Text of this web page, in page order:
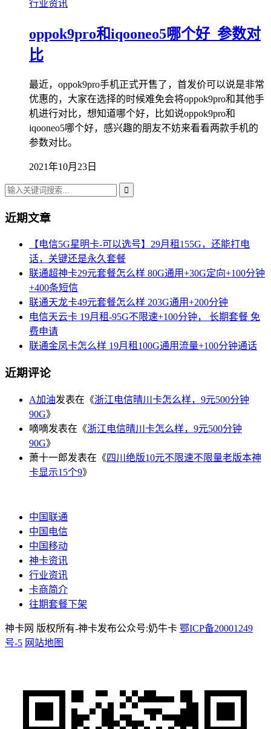
行业资讯
oppok9pro和iqooneo5哪个好_参数对
比
最近，oppok9pro手机正式开售了，首发价可以说是非常
优惠的，大家在选择的时候难免会将oppok9pro和其他手
机进行对比，想知道哪个好，比如说oppok9pro和
iqooneo5哪个好，感兴趣的朋友不妨来看看两款手机的
参数对比。
2021年10月23日
近期文章
【电信5G星明卡-可以选号】29月租155G，还能打电
话，关键还是永久套餐
联通超神卡29元套餐怎么样 80G通用+30G定向+100分钟
+400条短信
联通天龙卡49元套餐怎么样 203G通用+200分钟
电信天云卡 19月租-95G不限速+100分钟， 长期套餐 免
费申请
联通金凤卡怎么样 19月租100G通用流量+100分钟通话
近期评论
A加油发表在《浙江电信晴川卡怎么样，9元500分钟
90G》
嘀嘀发表在《浙江电信晴川卡怎么样，9元500分钟
90G》
萧十一郎发表在《四川绝版10元不限速不限量老版本神
卡显示15个9》
中国联通
中国电信
中国移动
神卡资讯
行业资讯
卡商简介
往期套餐下架
神卡网 版权所有-神卡发布公众号:奶牛卡 鄂ICP备20001249
号-5 网站地图